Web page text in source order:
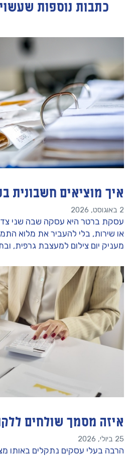
כתבות נוספות
איך מוציאים חשבונית
2 באוגוסט, 2026
עסקת ברטר היא עסקה שבה שני
או שירות, בלי להעביר את מלוא
מעניק יום צילום למעצבת גרפית,
איזה מסמך שולחים
25 ביולי, 2026
הרבה בעלי עסקים נתקלים באותו